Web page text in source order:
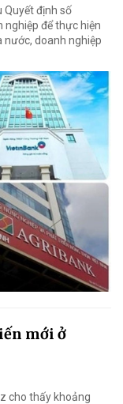
Quyết định số
để thực hiện
nước, doanh nghiệp
mới ở
cho thấy khoảng